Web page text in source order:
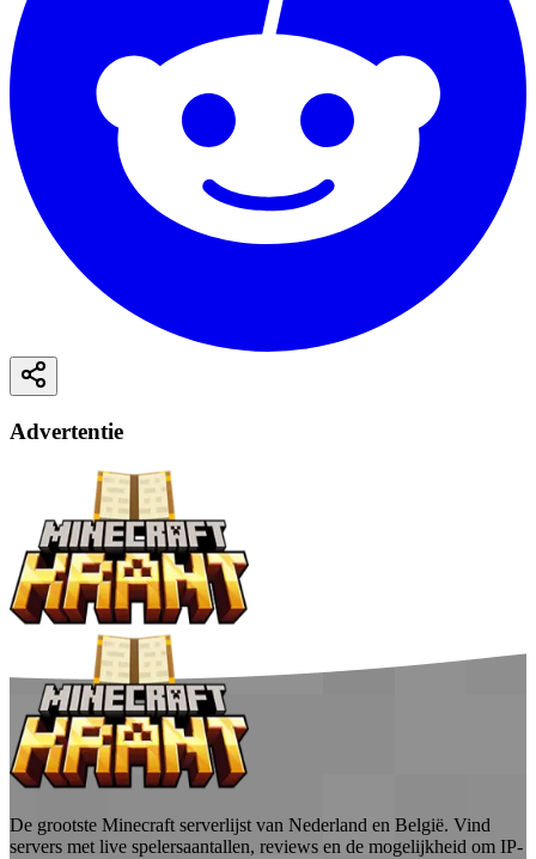
Advertentie
De grootste Minecraft serverlijst van Nederland en België. Vind
servers met live spelersaantallen, reviews en de mogelijkheid om IP-